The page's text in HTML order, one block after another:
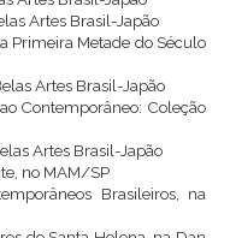
Artes Brasil-Japão
Primeira Metade do Século
Artes Brasil-Japão
Contemporâneo: Coleção
Artes Brasil-Japão
no MAM/SP
Brasileiros, na